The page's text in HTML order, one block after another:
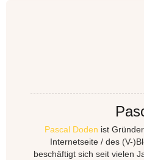
Pascal Doden ist
Internetseite / des (V-
beschäftigt sich seit vielen